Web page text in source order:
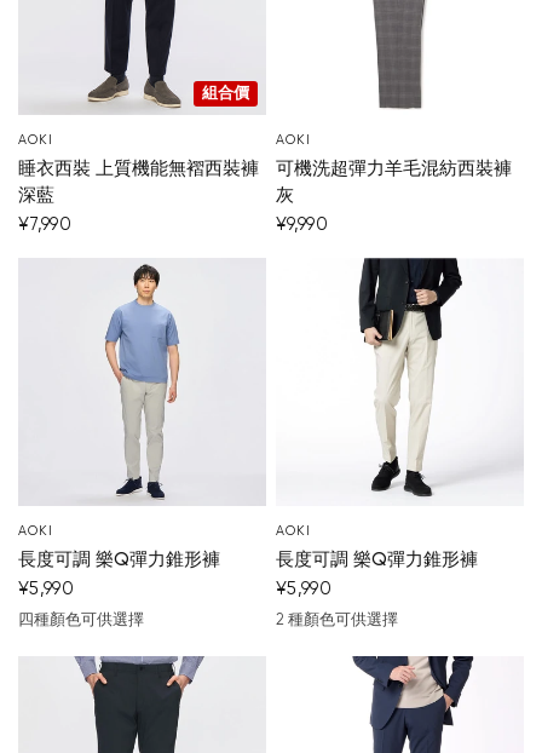
組合價
AOKI
睡衣西裝 上質機能無褶西裝褲
深藍
¥7,990
AOKI
可機洗超彈力羊毛混紡西裝褲
灰
¥9,990
AOKI
長度可調 樂Q彈力錐形褲
¥5,990
淺灰色
棕色藍 卡其色
四種顏色可供選擇
AOKI
長度可調 樂Q彈力錐形褲
¥5,990
米白色
米色
2 種顏色可供選擇